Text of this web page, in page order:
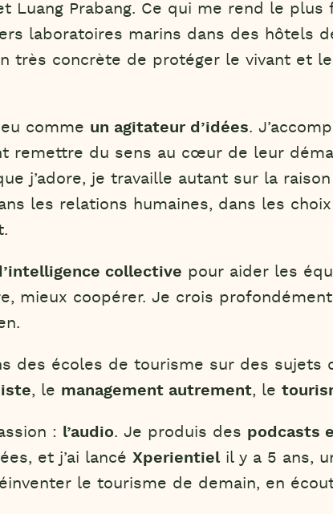
Luang Prabang. Ce qui me rend le plus
laboratoires marins dans des hôtels
très concrète de protéger le vivant et
comme un agitateur d’idées.
remettre du sens au cœur de leur
j’adore, je travaille autant sur la
les relations humaines, dans les
collective pour aider les
mieux coopérer. Je crois
des écoles de tourisme sur des sujets
, le management autrement, le
: l’audio. Je produis des podcasts
et j’ai lancé Xperientielil y a 5 ans,
le tourisme de demain, en